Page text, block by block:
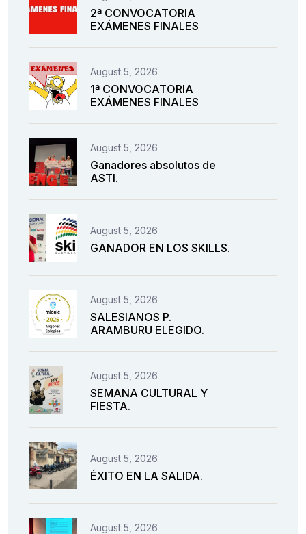
2ª CONVOCATORIA
EXÁMENES FINALES
August 5, 2026
1ª CONVOCATORIA
EXÁMENES FINALES
August 5, 2026
Ganadores absolutos de
ASTI.
August 5, 2026
GANADOR EN LOS SKILLS.
August 5, 2026
SALESIANOS P.
ARAMBURU ELEGIDO.
August 5, 2026
SEMANA CULTURAL Y
FIESTA.
August 5, 2026
ÉXITO EN LA SALIDA.
August 5, 2026